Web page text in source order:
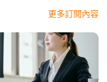
更多訂閱內容